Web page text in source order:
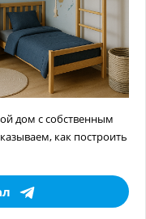
дом с собственным
как построить